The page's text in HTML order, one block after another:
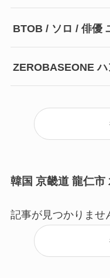
BTOB / ソロ / 俳優
ZEROBASEONE
韓国 京畿道 龍仁市
記事が見つかりませ